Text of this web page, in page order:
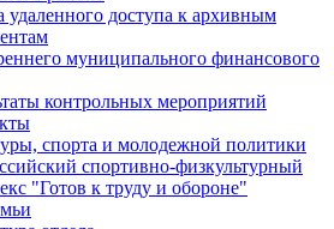
удаленного доступа к архивным
муниципального финансового
контрольных мероприятий
спорта и молодежной политики
спортивно-физкультурный
"Готов к труду и обороне"